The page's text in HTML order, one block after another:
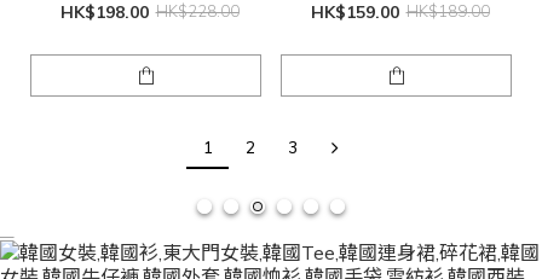
HK$198.00 HK$228.00 HK$159.00 HK$189.00
1 2 3